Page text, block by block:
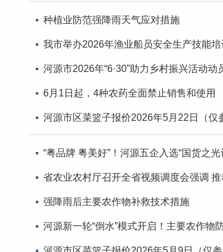
种植业防范强降雨天气应对措施
我市举办2026年渔业船员安全生产技能
河源市2026年“6·30”助力乡村振兴活动
6月1日起，4种农药全面禁止销售和使用
河源市区菜篮子报价2026年5月22日（仅
“粤品牌 粤美好”！河源五企入选“国货之光
省农业农村厅召开全省视频调度会强调
强降雨后主要农作物补救技术措施
河源新一轮“倒水”模式开启！主要农作物